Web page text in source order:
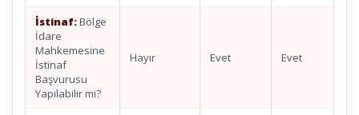
İstinaf:Bölge
İdare
Mahkemesine
İstinaf
Başvurusu
Yapılabilir mi?
Hayır Evet Evet